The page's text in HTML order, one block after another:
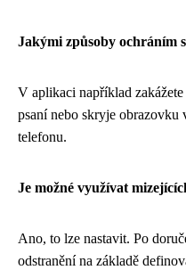
Jakými způsoby ochráním
V aplikaci například
psaní nebo skryje
telefonu.
Je možné využívat
Ano, to lze nastavit. Po
odstranění na základě